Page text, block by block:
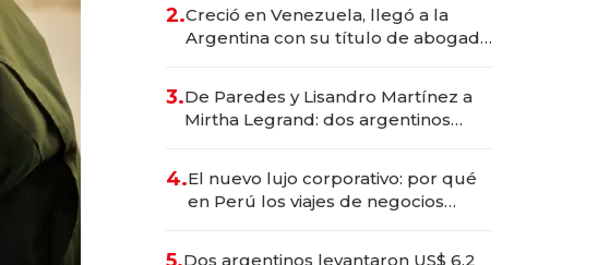
2.Creció en Venezuela, llegó a la
Argentina con su título de abogado
marcas "fast premium"
3.De Paredes y Lisandro Martínez a
Mirtha Legrand: dos argentinos
4.El nuevo lujo corporativo: por qué
en Perú los viajes de negocios
Dos argentinos levantaron US$ 6,2